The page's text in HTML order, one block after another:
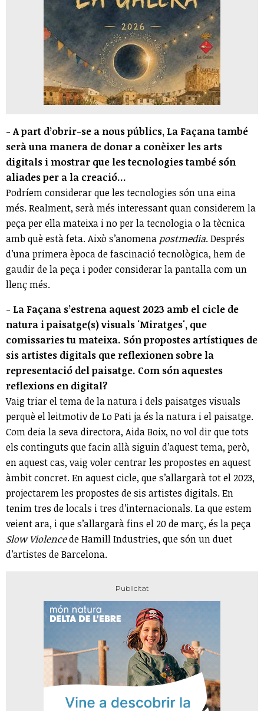
- A part d’obrir-se a nous públics, La Façana també
serà una manera de donar a conèixer les arts
digitals i mostrar que les tecnologies també són
aliades per a la creació...
Podríem considerar que les tecnologies són una eina
més. Realment, serà més interessant quan considerem la
peça per ella mateixa i no per la tecnologia o la tècnica
amb què està feta. Això s’anomena postmedia. Després
d’una primera època de fascinació tecnològica, hem de
gaudir de la peça i poder considerar la pantalla com un
llenç més.
- La Façana s’estrena aquest 2023 amb el cicle de
natura i paisatge(s) visuals 'Miratges', que
comissaries tu mateixa. Són propostes artístiques de
sis artistes digitals que reflexionen sobre la
representació del paisatge. Com són aquestes
reflexions en digital?
Vaig triar el tema de la natura i dels paisatges visuals
perquè el leitmotiv de Lo Pati ja és la natura i el paisatge.
Com deia la seva directora, Aida Boix, no vol dir que tots
els continguts que facin allà siguin d’aquest tema, però,
en aquest cas, vaig voler centrar les propostes en aquest
àmbit concret. En aquest cicle, que s’allargarà tot el 2023,
projectarem les propostes de sis artistes digitals. En
tenim tres de locals i tres d’internacionals. La que estem
veient ara, i que s’allargarà fins el 20 de març, és la peça
Slow Violencede Hamill Industries, que són un duet
d’artistes de Barcelona.